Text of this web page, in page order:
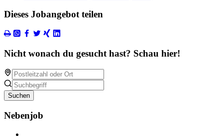
Dieses Jobangebot teilen
Nicht wonach du gesucht hast? Schau hier!
Suchen
Nebenjob